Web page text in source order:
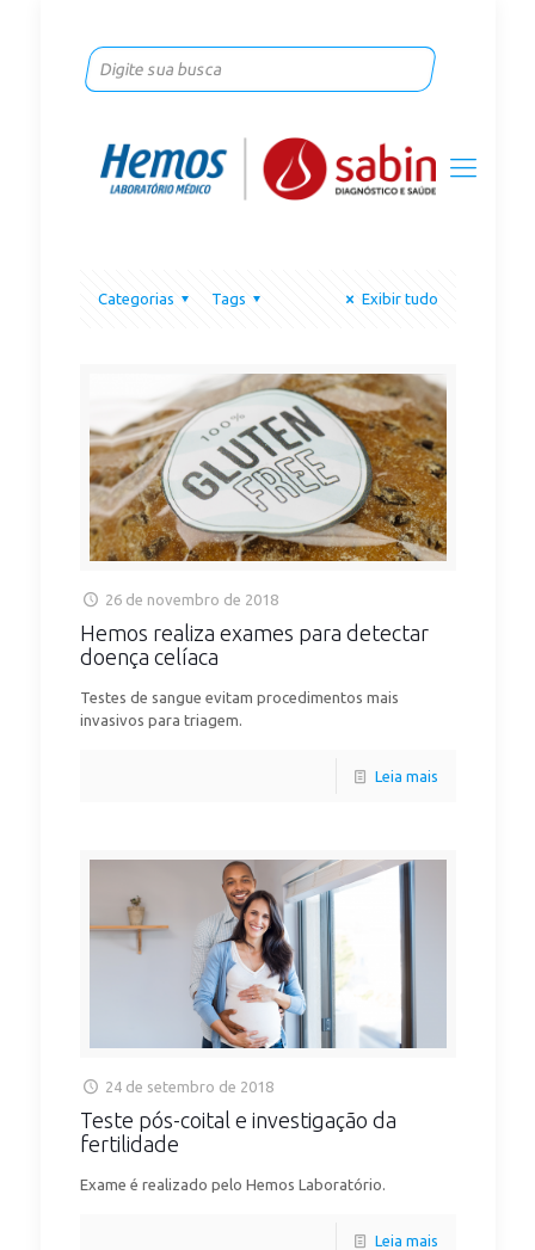
Categorias Tags Exibir tudo
26 de novembro de 2018
Hemos realiza exames para detectar
doença celíaca
Testes de sangue evitam procedimentos mais
invasivos para triagem.
Leia mais
24 de setembro de 2018
Teste pós-coital e investigação da
fertilidade
Exame é realizado pelo Hemos Laboratório.
Leia mais